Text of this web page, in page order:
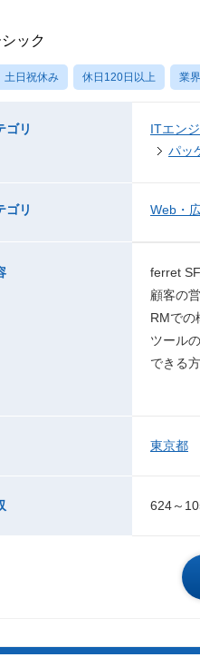
ック
土日祝休み 休日120日以上 業
ゴリ ITエン
パッ
ゴリ Web・
ferret
顧客の
RMでの
ツール
できる
東京都
624～